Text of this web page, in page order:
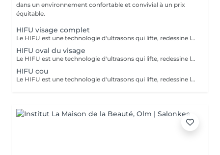
dans un environnement confortable et convivial à un prix
équitable.
HIFU visage complet
Le HIFU est une technologie d'ultrasons qui lifte, redessine les contours du visage et raffermit la peau en ciblant les couches profondes pour un effet anti-âge. La LUMINOTHÉRAPIE du visage consiste à exposer la peau à des lumières LED afin de stimuler le renouvellement cellulaire et améliorer l'éclat du teint.
HIFU oval du visage
Le HIFU est une technologie d'ultrasons qui lifte, redessine les contours du visage et raffermit la peau en ciblant les couches profondes pour un effet anti-âge.
HIFU cou
Le HIFU est une technologie d'ultrasons qui lifte, redessine les contours du visage et raffermit la peau en ciblant les couches profondes pour un effet anti-âge. La LUMINOTHÉRAPIE du cou consiste à exposer la peau à des lumières LED afin de stimuler le renouvellement cellulaire et améliorer la texture de la peau.